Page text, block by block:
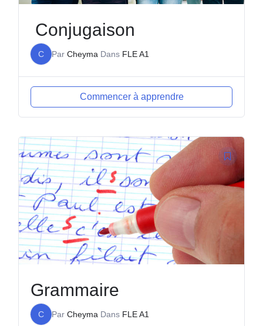
Conjugaison
C Par CheymaDans FLE A1
Commencer à apprendre
Grammaire
C Par Cheyma Dans FLE A1